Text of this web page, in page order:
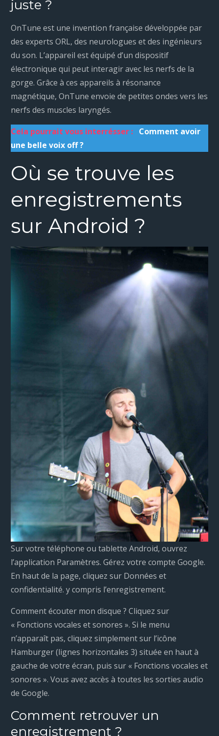
juste ?
OnTune est une invention française développée par
des experts ORL, des neurologues et des ingénieurs
du son. L’appareil est équipé d’un dispositif
électronique qui peut interagir avec les nerfs de la
gorge. Grâce à ces appareils à résonance
magnétique, OnTune envoie de petites ondes vers les
nerfs des muscles laryngés.
Cela pourrait vous interrésser : Comment avoir
une belle voix off ?
Où se trouve les
enregistrements
sur Android ?
Sur votre téléphone ou tablette Android, ouvrez
l’application Paramètres. Gérez votre compte Google.
En haut de la page, cliquez sur Données et
confidentialité. y compris l’enregistrement.
Comment écouter mon disque ? Cliquez sur
« Fonctions vocales et sonores ». Si le menu
n’apparaît pas, cliquez simplement sur l’icône
Hamburger (lignes horizontales 3) située en haut à
gauche de votre écran, puis sur « Fonctions vocales et
sonores ». Vous avez accès à toutes les sorties audio
de Google.
Comment retrouver un
enregistrement ?